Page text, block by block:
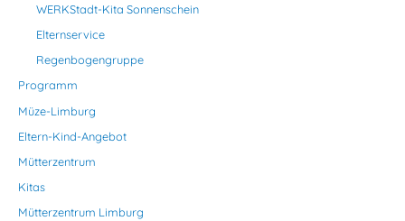
WERKStadt-Kita Sonnenschein
Elternservice
Regenbogengruppe
Programm
Müze-Limburg
Eltern-Kind-Angebot
Mütterzentrum
Kitas
Mütterzentrum Limburg